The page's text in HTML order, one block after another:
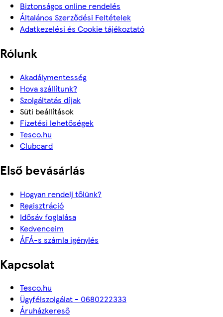
Biztonságos online rendelés
Általános Szerződési Feltételek
Adatkezelési és Cookie tájékoztató
Rólunk
Akadálymentesség
Hova szállítunk?
Szolgáltatás díjak
Süti beállítások
Fizetési lehetőségek
Tesco.hu
Clubcard
Első bevásárlás
Hogyan rendelj tőlünk?
Regisztráció
Idősáv foglalása
Kedvenceim
ÁFÁ-s számla igénylés
Kapcsolat
Tesco.hu
Ügyfélszolgálat - 0680222333
Áruházkereső